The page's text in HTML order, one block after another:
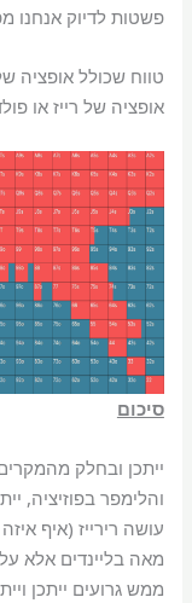
פשטות לדיוק אנחנו
טווח שכולל אופציה
אופציה של רייז או
סיכום
ייתכן ובחלק
והלימפר בפוזיציה,
עושה רירייז (איף
מאה בליינדים אלא
ממש גרועים ייתכן